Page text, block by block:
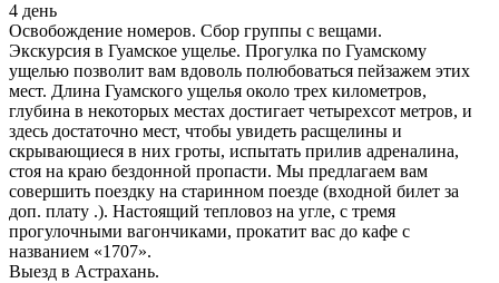
4 день
Освобождение номеров. Сбор группы с вещами.
Экскурсия в Гуамское ущелье. Прогулка по Гуамскому
ущелью позволит вам вдоволь полюбоваться пейзажем этих
мест. Длина Гуамского ущелья около трех километров,
глубина в некоторых местах достигает четырехсот метров, и
здесь достаточно мест, чтобы увидеть расщелины и
скрывающиеся в них гроты, испытать прилив адреналина,
стоя на краю бездонной пропасти. Мы предлагаем вам
совершить поездку на старинном поезде (входной билет за
доп. плату .). Настоящий тепловоз на угле, с тремя
прогулочными вагончиками, прокатит вас до кафе с
названием «1707».
Выезд в Астрахань.